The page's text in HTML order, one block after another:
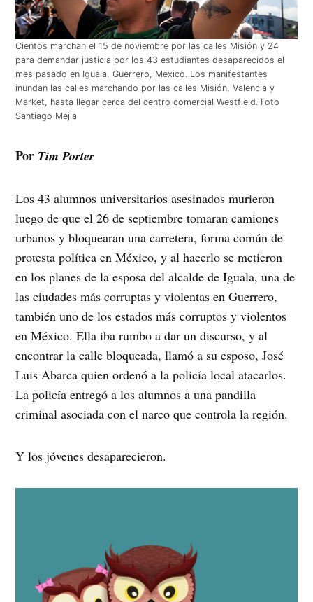
Cientos marchan el 15 de noviembre por las calles Misión y 24
para demandar justicia por los 43 estudiantes desaparecidos el
mes pasado en Iguala, Guerrero, Mexico. Los manifestantes
inundan las calles marchando por las calles Misión, Valencia y
Market, hasta llegar cerca del centro comercial Westfield. Foto
Santiago Mejia
Por Tim Porter
Los 43 alumnos universitarios asesinados murieron
luego de que el 26 de septiembre tomaran camiones
urbanos y bloquearan una carretera, forma común de
protesta política en México, y al hacerlo se metieron
en los planes de la esposa del alcalde de Iguala, una de
las ciudades más corruptas y violentas en Guerrero,
también uno de los estados más corruptos y violentos
en México. Ella iba rumbo a dar un discurso, y al
encontrar la calle bloqueada, llamó a su esposo, José
Luis Abarca quien ordenó a la policía local atacarlos.
La policía entregó a los alumnos a una pandilla
criminal asociada con el narco que controla la región.
Y los jóvenes desaparecieron.